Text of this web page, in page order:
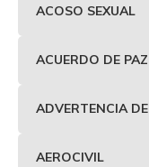
ACOSO SEXUAL
ACUERDO DE PAZ
ADVERTENCIA
AEROCIVIL